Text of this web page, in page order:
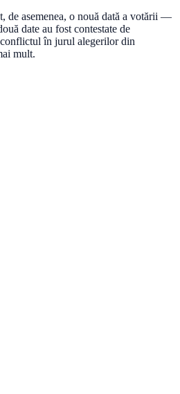
de asemenea, o nouă dată a votării —
date au fost contestate de
în jurul alegerilor din
mult.